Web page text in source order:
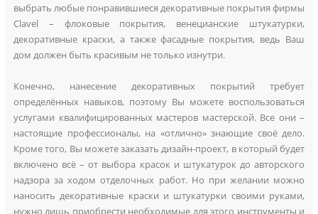
выбрать любые понравившиеся декоративные покрытия фирмы
Clavel – флоковые покрытия, венецианские штукатурки,
декоративные краски, а также фасадные покрытия, ведь Ваш
дом должен быть красивым не только изнутри.
Конечно, нанесение декоративных покрытий требует
определённых навыков, поэтому Вы можете воспользоваться
услугами квалифицированных мастеров мастерской. Все они –
настоящие профессионалы, на «отлично» знающие своё дело.
Кроме того, Вы можете заказать дизайн-проект, в который будет
включено всё – от выбора красок и штукатурок до авторского
надзора за ходом отделочных работ. Но при желании можно
наносить декоративные краски и штукатурки своими руками,
нужно лишь приобрести необходимые для этого инструменты и